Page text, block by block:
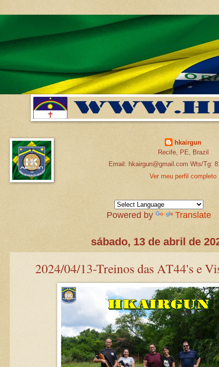
hkairgun
Recife, PE, Brazil
Email: hkairgun@gmail.com Wts/Tg:
Ver meu perfil completo
Powered by Translate
sábado, 13 de abril de
2024/04/13-Treinos das AT44's e